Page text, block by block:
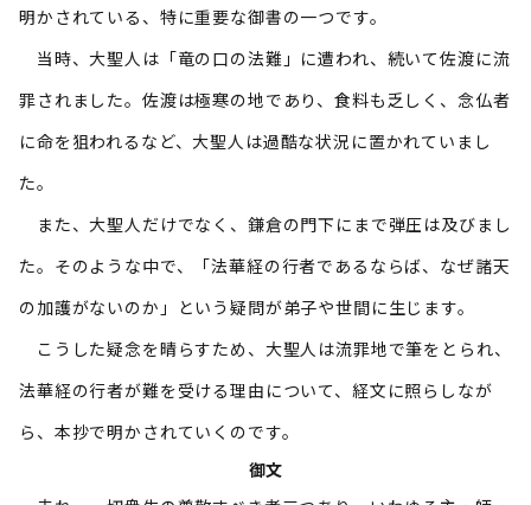
明かされている、特に重要な御書の一つです。
当時、大聖人は「竜の口の法難」に遭われ、続いて佐渡に流
罪されました。佐渡は極寒の地であり、食料も乏しく、念仏者
に命を狙われるなど、大聖人は過酷な状況に置かれていまし
た。
また、大聖人だけでなく、鎌倉の門下にまで弾圧は及びまし
た。そのような中で、「法華経の行者であるならば、なぜ諸天
の加護がないのか」という疑問が弟子や世間に生じます。
こうした疑念を晴らすため、大聖人は流罪地で筆をとられ、
法華経の行者が難を受ける理由について、経文に照らしなが
ら、本抄で明かされていくのです。
御文